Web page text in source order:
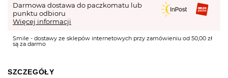
Darmowa dostawa do paczkomatu lub
punktu odbioru
Więcej informacji
Smile - dostawy ze sklepów internetowych przy zamówieniu od 50,00 zł
są za darmo
SZCZEGÓŁY